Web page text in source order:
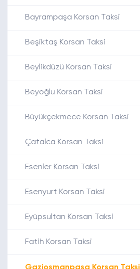
Bayrampaşa Korsan Taksi
Beşiktaş Korsan Taksi
Beylikdüzü Korsan Taksi
Beyoğlu Korsan Taksi
Büyükçekmece Korsan Taksi
Çatalca Korsan Taksi
Esenler Korsan Taksi
Esenyurt Korsan Taksi
Eyüpsultan Korsan Taksi
Fatih Korsan Taksi